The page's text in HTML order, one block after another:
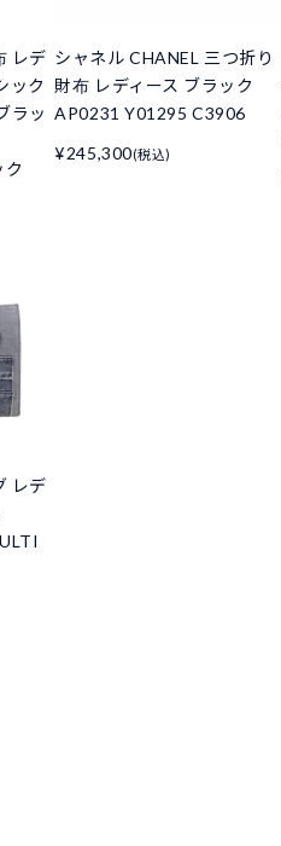
レデ
ック
ラッ
シャネル CHANEL 三つ折り
財布 レディース ブラック
AP0231 Y01295 C3906
¥245,300(税込)
レデ